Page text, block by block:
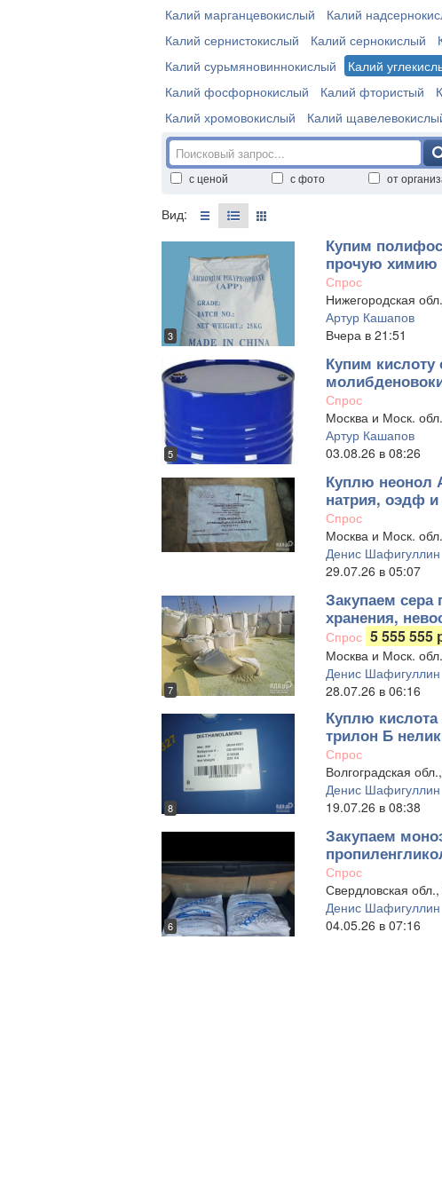
Калий марганцевокислый Калий
Калий сернистокислый
Калий сернокислый
Калий сурьмяновиннокислый
Калий
Калий фосфорнокислый
Калий фтористый
Калий хромовокислый
Калий
с ценой с фото от
Вид:
3
Купим
прочую химию
Спрос
Нижегородская
Артур Кашапов
Вчера в 21:51
5
Купим
Спрос
Москва и Моск.
Артур Кашапов
03.08.26 в 08:26
Куплю неонол
натрия, оэдф и
Спрос
Москва и Моск.
Денис Шафигуллин
29.07.26 в 05:07
7
Закупаем сера
хранения,
Спрос 5 555 555
Москва и Моск.
Денис Шафигуллин
28.07.26 в 06:16
8
Куплю
трилон Б
Спрос
Волгоградская
Денис Шафигуллин
19.07.26 в 08:38
6
Закупаем
Спрос
Свердловская
Денис Шафигуллин
04.05.26 в 07:16